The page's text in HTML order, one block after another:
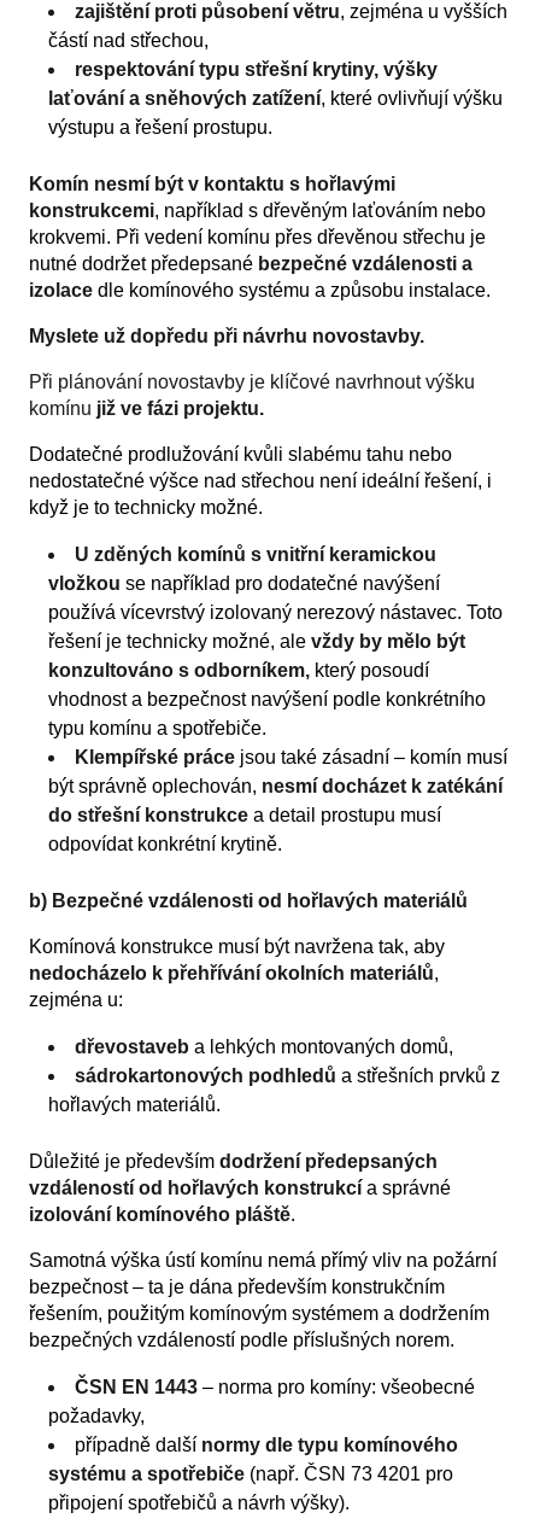
zajištění proti působení větru, zejména u vyšších
částí nad střechou,
respektování typu střešní krytiny, výšky
laťování a sněhových zatížení, které ovlivňují výšku
výstupu a řešení prostupu.
Komín nesmí být v kontaktu s hořlavými
konstrukcemi, například s dřevěným laťováním nebo
krokvemi. Při vedení komínu přes dřevěnou střechu je
nutné dodržet předepsané bezpečné vzdálenosti a
izolace dle komínového systému a způsobu instalace.
Myslete už dopředu při návrhu novostavby.
Při plánování novostavby je klíčové navrhnout výšku
komínu již ve fázi projektu.
Dodatečné prodlužování kvůli slabému tahu nebo
nedostatečné výšce nad střechou není ideální řešení, i
když je to technicky možné.
U zděných komínů s vnitřní keramickou
vložkou se například pro dodatečné navýšení
používá vícevrstvý izolovaný nerezový nástavec. Toto
řešení je technicky možné, ale vždy by mělo být
konzultováno s odborníkem, který posoudí
vhodnost a bezpečnost navýšení podle konkrétního
typu komínu a spotřebiče.
Klempířské práce jsou také zásadní – komín musí
být správně oplechován, nesmí docházet k zatékání
do střešní konstrukce a detail prostupu musí
odpovídat konkrétní krytině.
b) Bezpečné vzdálenosti od hořlavých materiálů
Komínová konstrukce musí být navržena tak, aby
nedocházelo k přehřívání okolních materiálů,
zejména u:
dřevostaveb a lehkých montovaných domů,
sádrokartonových podhledů a střešních prvků z
hořlavých materiálů.
Důležité je především dodržení předepsaných
vzdáleností od hořlavých konstrukcí a správné
izolování komínového pláště.
Samotná výška ústí komínu nemá přímý vliv na požární
bezpečnost – ta je dána především konstrukčním
řešením, použitým komínovým systémem a dodržením
bezpečných vzdáleností podle příslušných norem.
ČSN EN 1443 – norma pro komíny: všeobecné
požadavky,
případně další normy dle typu komínového
systému a spotřebiče (např. ČSN 73 4201 pro
připojení spotřebičů a návrh výšky).